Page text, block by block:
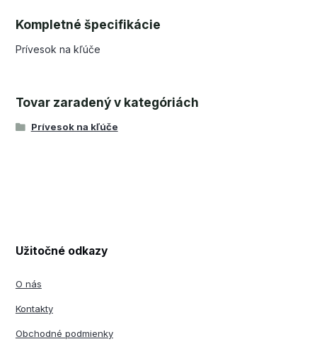
Kompletné špecifikácie
Prívesok na kľúče
Tovar zaradený v kategóriách
Prívesok na kľúče
Užitočné odkazy
O nás
Kontakty
Obchodné podmienky